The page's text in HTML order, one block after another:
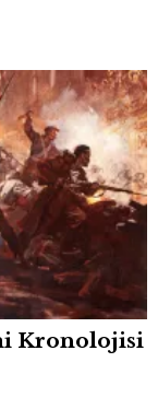
Kronolojisi